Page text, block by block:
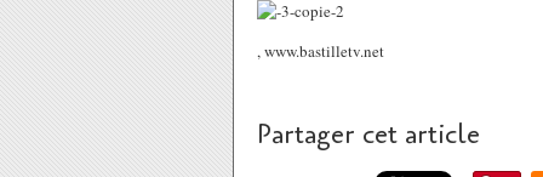
, www.bastilletv.net
Partager cet article